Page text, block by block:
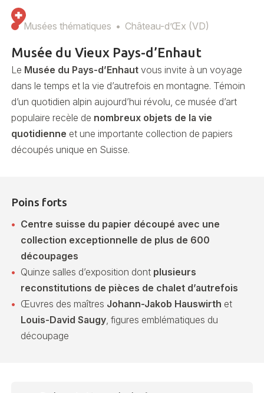
Musées thématiques Château-d’Œx (VD)
Musée du Vieux Pays-d’Enhaut
Le Musée du Pays-d’Enhaut vous invite à un voyage
dans le temps et la vie d’autrefois en montagne. Témoin
d’un quotidien alpin aujourd’hui révolu, ce musée d’art
populaire recèle de nombreux objets de la vie
quotidienne et une importante collection de papiers
découpés unique en Suisse.
Poins forts
Centre suisse du papier découpé avec une
collection exceptionnelle de plus de 600
découpages
Quinze salles d’exposition dont plusieurs
reconstitutions de pièces de chalet d’autrefois
Œuvres des maîtres Johann-Jakob Hauswirth et
Louis-David Saugy , figures emblématiques du
découpage